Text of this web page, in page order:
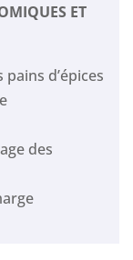
ET
d’épices
des